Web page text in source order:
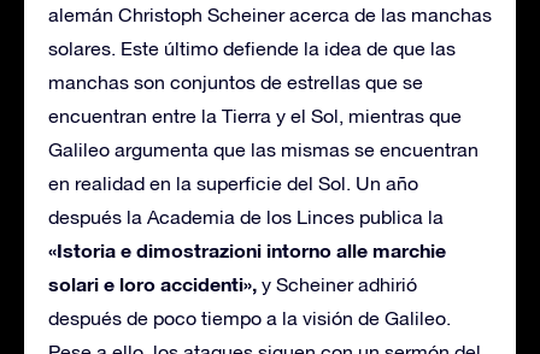
alemán Christoph Scheiner acerca de las manchas
solares. Este último defiende la idea de que las
manchas son conjuntos de estrellas que se
encuentran entre la Tierra y el Sol, mientras que
Galileo argumenta que las mismas se encuentran
en realidad en la superficie del Sol. Un año
después la Academia de los Linces publica la
«Istoria e dimostrazioni intorno alle marchie
solari e loro accidenti», y Scheiner adhirió
después de poco tiempo a la visión de Galileo.